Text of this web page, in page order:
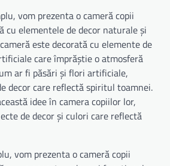
vom prezenta o cameră copii
cu elementele de decor naturale și
este decorată cu elemente de
care împrăștie o atmosferă
ar fi păsări și flori artificiale,
decor care reflectă spiritul toamnei.
idee în camera copiilor lor,
de decor și culori care reflectă
vom prezenta o cameră copii